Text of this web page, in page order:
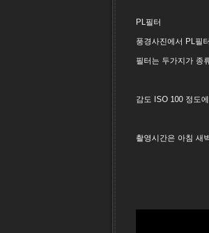
PL필터
풍경사진에서 PL필
필터는 두가지가 종
감도 ISO 100 정도
촬영시간은 아침 새